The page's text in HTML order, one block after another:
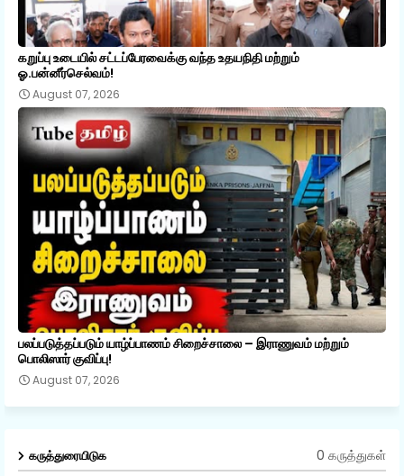
கறுப்பு உடையில் சட்டப்பேரவைக்கு வந்த உதயநிதி மற்றும்
ஓ.பன்னீர்செல்வம்!
August 07, 2026
பலப்படுத்தப்படும் யாழ்ப்பாணம் சிறைச்சாலை – இராணுவம் மற்றும்
பொலிஸார் குவிப்பு!
August 07, 2026
கருத்துரையிடுக 0 கருத்துகள்